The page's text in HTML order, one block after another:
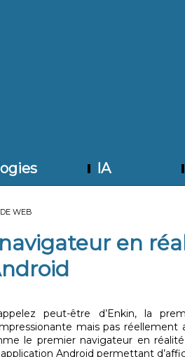
IA
WEB
en
peut-être d’Enkin, la
mais pas réellement
le premier navigateur en
Android permettant